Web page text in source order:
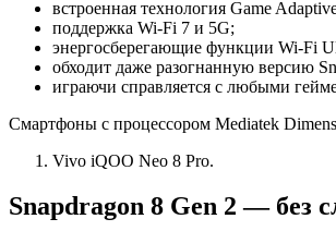
встроенная технология Game
поддержка Wi-Fi 7 и 5G;
энергосберегающие функции Wi-Fi
обходит даже разогнанную версию
играючи справляется с любыми
Смартфоны с процессором Mediatek
Vivo iQOO Neo 8 Pro.
Snapdragon 8 Gen 2 — без